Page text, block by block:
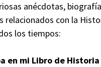
anécdotas,
relacionados con la
los tiempos:
en mi Libro de